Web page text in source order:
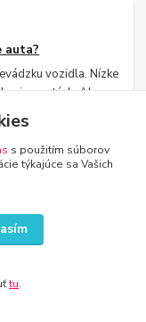
auta?
vozidla. Nízke
aj na autách. Ako
s použitím súborov
týkajúce sa Vašich
tu.